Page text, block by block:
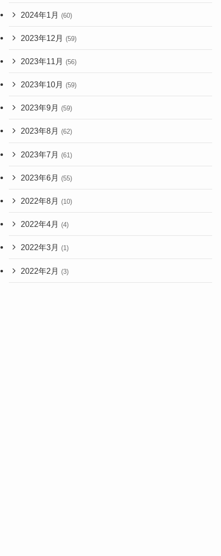
2024年1月 (60)
2023年12月 (59)
2023年11月 (56)
2023年10月 (59)
2023年9月 (59)
2023年8月 (62)
2023年7月 (61)
2023年6月 (55)
2022年8月 (10)
2022年4月 (4)
2022年3月 (1)
2022年2月 (3)